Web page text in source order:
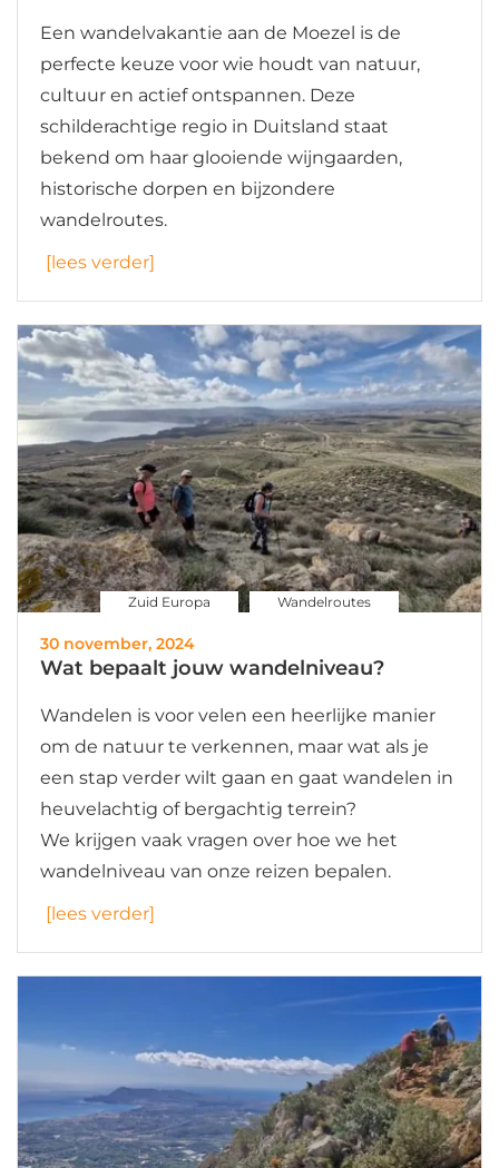
Een wandelvakantie aan de Moezel is de
perfecte keuze voor wie houdt van natuur,
cultuur en actief ontspannen. Deze
schilderachtige regio in Duitsland staat
bekend om haar glooiende wijngaarden,
historische dorpen en bijzondere
wandelroutes.
[lees verder]
Zuid Europa Wandelroutes
30 november, 2024
Wat bepaalt jouw wandelniveau?
Wandelen is voor velen een heerlijke manier
om de natuur te verkennen, maar wat als je
een stap verder wilt gaan en gaat wandelen in
heuvelachtig of bergachtig terrein?
We krijgen vaak vragen over hoe we het
wandelniveau van onze reizen bepalen.
[lees verder]